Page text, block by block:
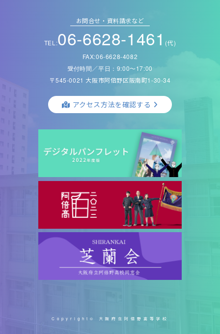
お問合せ・資料請求など
TEL:06-6628-1461 (代)
FAX:06-6628-4082
受付時間／平日：9:00〜17:00
〒545-0021 大阪市阿倍野区阪南町1-30-34
アクセス方法を確認する
Copyright© 大阪府立阿倍野高等学校